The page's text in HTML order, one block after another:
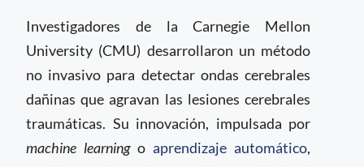
Investigadores de la Carnegie Mellon
University (CMU) desarrollaron un método
no invasivo para detectar ondas cerebrales
dañinas que agravan las lesiones cerebrales
traumáticas. Su innovación, impulsada por
machine learningo aprendizaje automático,